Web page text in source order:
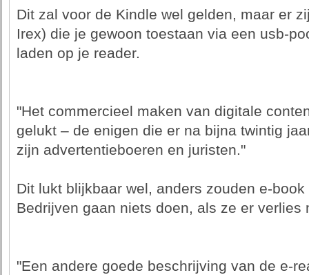
Dit zal voor de Kindle wel gelden, maar er
Irex) die je gewoon toestaan via een usb-
laden op je reader.
"Het commercieel maken van digitale
gelukt – de enigen die er na bijna twintig
zijn advertentieboeren en juristen."
Dit lukt blijkbaar wel, anders zouden e-
Bedrijven gaan niets doen, als ze er verlies
"Een andere goede beschrijving van de e-